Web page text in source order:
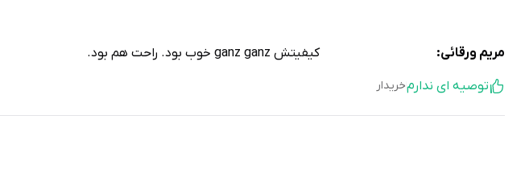
مریم ورقائی: کیفیتش ganz ganz خوب بود. راحت هم بود.
توصیه ای ندارمخریدار